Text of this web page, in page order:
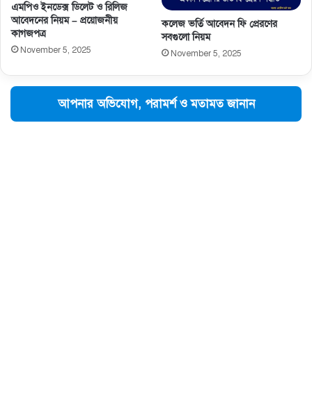
এমপিও ইনডেক্স ডিলেট ও রিলিজ
আবেদনের নিয়ম – প্রয়োজনীয়
কাগজপত্র
November 5, 2025
কলেজ ভর্তি আবেদন ফি প্রেরণের
সবগুলো নিয়ম
November 5, 2025
আপনার অভিযোগ, পরামর্শ ও মতামত জানান